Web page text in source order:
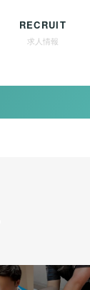
RECRUIT
求人情報